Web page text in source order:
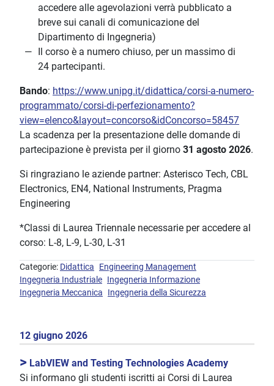
accedere alle agevolazioni verrà pubblicato a
breve sui canali di comunicazione del
Dipartimento di Ingegneria)
Il corso è a numero chiuso, per un massimo di
24 partecipanti.
Bando: https://www.unipg.it/didattica/corsi-a-numero-
programmato/corsi-di-perfezionamento?
view=elenco&layout=concorso&idConcorso=58457
La scadenza per la presentazione delle domande di
partecipazione è prevista per il giorno 31 agosto 2026.
Si ringraziano le aziende partner: Asterisco Tech, CBL
Electronics, EN4, National Instruments, Pragma
Engineering
*Classi di Laurea Triennale necessarie per accedere al
corso: L-8, L-9, L-30, L-31
Categorie: Didattica Engineering Management
Ingegneria Industriale Ingegneria Informazione
Ingegneria Meccanica Ingegneria della Sicurezza
12 giugno 2026
> LabVIEW and Testing Technologies Academy
Si informano gli studenti iscritti ai Corsi di Laurea